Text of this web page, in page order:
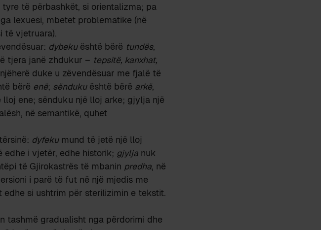
të përbashkët, si orientalizma; pa
lexuesi, mbetet problematike (në
të vjetruara).
dybekuështë bërë tundës,
tjera janë zhdukur – tepsitë, kanxhat,
duke u zëvendësuar me fjalë të
bërë enë; sëndukuështë bërë arkë,
lloj ene; sënduku një lloj arke; gjylja një
në semantikë, quhet
dyfekumund të jetë një lloj
i vjetër, edhe historik; gjylja nuk
të Gjirokastrës të mbanin predha, në
i parë të fut në një mjedis me
edhe si ushtrim për sterilizimin e tekstit.
tashmë gradualisht nga përdorimi dhe